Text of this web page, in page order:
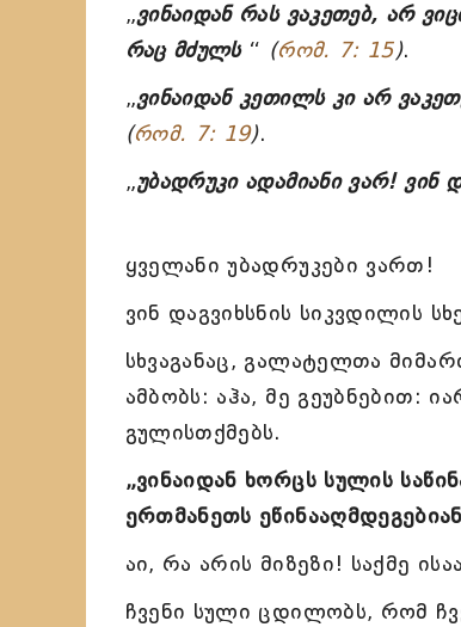
„ვინაიდან რას ვაკეთებ, არ
რაც მძულს“ (რომ. 7: 15).
„ვინაიდან კეთილს კი არ
(რომ. 7: 19).
„უბადრუკი ადამიანი ვარ! ვინ
ყველანი უბადრუკები ვართ!
ვინ დაგვიხსნის სიკვდილის
სხვაგანაც, გალატელთა
ამბობს: აჰა, მე გეუბნებით:
გულისთქმებს.
„ვინაიდან ხორცს სულის
ერთმანეთს
აი, რა არის მიზეზი! საქმე
ჩვენი სული ცდილობს, რომ